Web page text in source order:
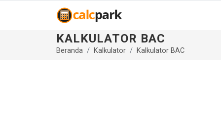
KALKULATOR BAC
Beranda Kalkulator Kalkulator BAC